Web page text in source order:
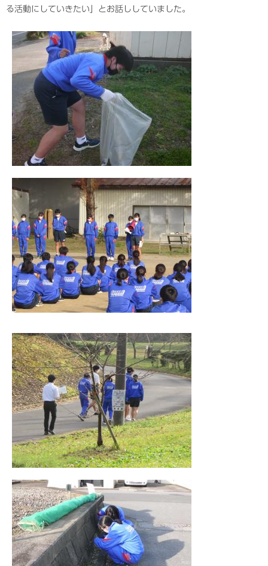
る活動にしていきたい」とお話ししていました。